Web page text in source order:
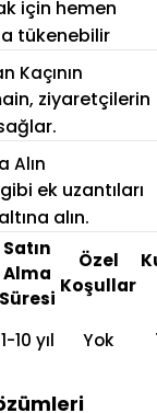
için hemen
tükenebilir
Kaçının
ziyaretçilerin
Alın
ek uzantıları
alın.
Satın
Alma
Süresi
Özel
Koşullar
1-10 yıl Yok